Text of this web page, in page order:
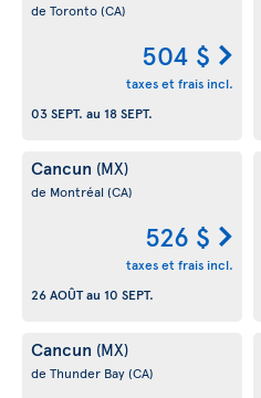
de Toronto(CA)
504 $
taxes et frais incl.
03 SEPT. au 18 SEPT.
Cancun (MX)
de Montréal (CA)
526 $
taxes et frais incl.
26 AOÛTau 10 SEPT.
Cancun (MX)
de Thunder Bay(CA)